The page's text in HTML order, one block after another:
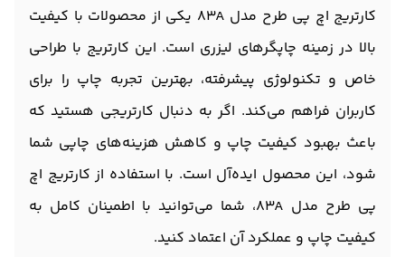
کارتریج اچ پی طرح مدل 83A یکی از محصولات با کیفیت
بالا در زمینه چاپگرهای لیزری است. این کارتریج با طراحی
خاص و تکنولوژی پیشرفته، بهترین تجربه چاپ را برای
کاربران فراهم می‌کند. اگر به دنبال کارتریجی هستید که
باعث بهبود کیفیت چاپ و کاهش هزینه‌های چاپی شما
شود، این محصول ایده‌آل است. با استفاده از کارتریج اچ
پی طرح مدل 83A، شما می‌توانید با اطمینان کامل به
کیفیت چاپ و عملکرد آن اعتماد کنید.